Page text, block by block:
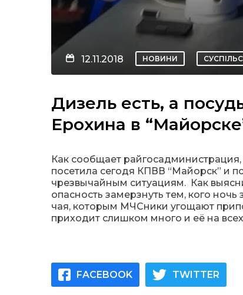
12.11.2018 НОВИНИ
Дизель есть, а
Ерохина в
Как сообщает
посетила сегодя КПВВ “Майорск” и
чрезвычайным ситуациям. Как
опасность замерзнуть тем, кого
чая, которым МЧСники угощают
приходит слишком много и её на всех
FACEBOOK TWITTER